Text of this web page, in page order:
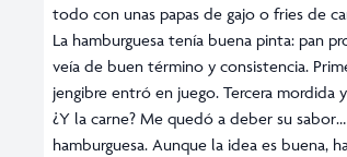
todo con unas papas de gajo o fries de
La hamburguesa tenía buena pinta: pan
veía de buen término y consistencia.
jengibre entró en juego. Tercera mordida
¿Y la carne? Me quedó a deber su
hamburguesa. Aunque la idea es buena,